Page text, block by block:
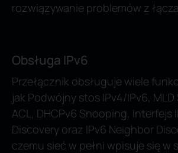
rozwiązywanie problemów z
Obsługa IPv6
Przełącznik obsługuje wiele
jak Podwójny stos IPv4/IPv6,
ACL, DHCPv6 Snooping, Interfejs
Discovery oraz IPv6 Neighbor
czemu sieć w pełni wpisuje się w